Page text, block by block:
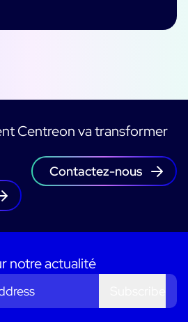
Centreon va transformer
Contactez-nous
notre actualité